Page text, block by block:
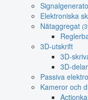
Elektroniska
Nätaggregat
3D-utskrift
3D-
3D-
Passiva
Kameror och